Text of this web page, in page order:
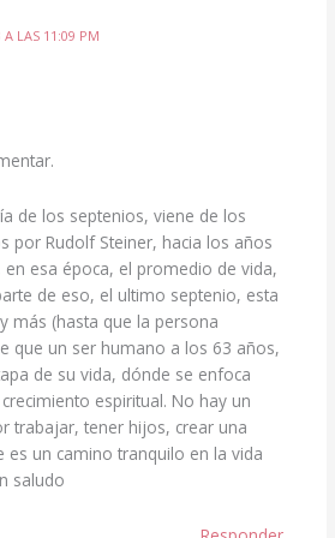
LAS 11:09 PM
de los septenios, viene de los
por Rudolf Steiner, hacia los años
en esa época, el promedio de vida,
de eso, el ultimo septenio, esta
más (hasta que la persona
que un ser humano a los 63 años,
de su vida, dónde se enfoca
espiritual. No hay un
trabajar, tener hijos, crear una
es un camino tranquilo en la vida
saludo